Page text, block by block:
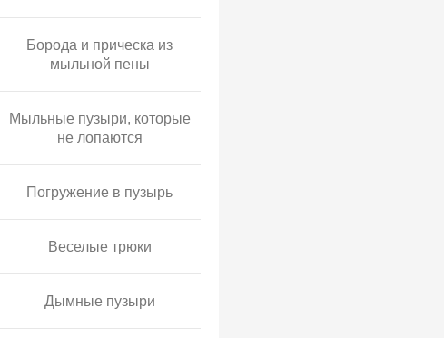
Борода и прическа из
мыльной пены
Мыльные пузыри, которые
не лопаются
Погружение в пузырь
Веселые трюки
Дымные пузыри